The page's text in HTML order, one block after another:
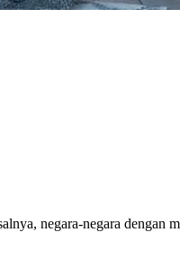
negara-negara